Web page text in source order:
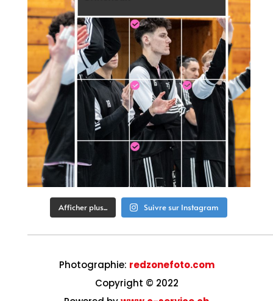
Afficher plus... Suivre sur Instagram
Photographie: redzonefoto.com
Copyright © 2022